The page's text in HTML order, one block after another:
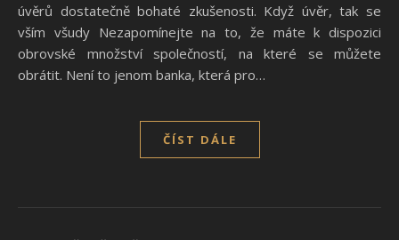
úvěrů dostatečně bohaté zkušenosti. Když úvěr, tak se
vším všudy Nezapomínejte na to, že máte k dispozici
obrovské množství společností, na které se můžete
obrátit. Není to jenom banka, která pro…
ČÍST DÁLE